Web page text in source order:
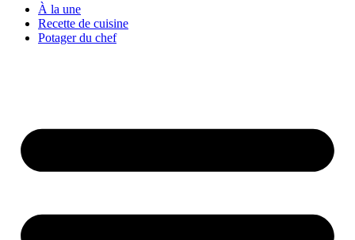
À la une
Recette de cuisine
Potager du chef